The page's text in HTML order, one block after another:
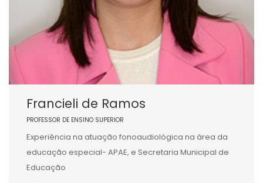
Francieli de Ramos
PROFESSOR DE ENSINO SUPERIOR
Experiência na atuação fonoaudiológica na área da
educação especial- APAE, e Secretaria Municipal de
Educação